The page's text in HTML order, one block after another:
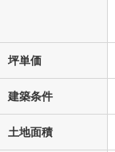
坪単価
建築条件
土地面積